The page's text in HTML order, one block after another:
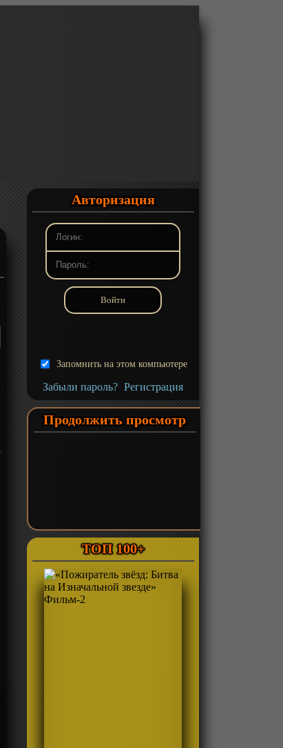
Авторизация
Запомнить на этом компьютере
Забыли пароль? Регистрация
Продолжить просмотр
ТОП 100+